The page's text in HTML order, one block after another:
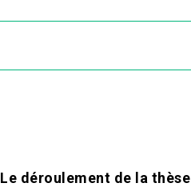
Le déroulement de la thèse